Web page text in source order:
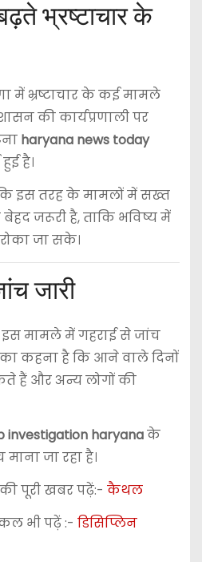
भ्रष्टाचार के
में भ्रष्टाचार के कई मामले
की कार्यप्रणाली पर
haryana news today
है।
इस तरह के मामलों में सख्त
बेहद जरूरी है, ताकि भविष्य में
जा सके।
जारी
मामले में गहराई से जांच
का कहना है कि आने वाले दिनों
हैं और अन्य लोगों की
investigation haryanaके
जा रहा है।
पूरी खबर पढ़ें:- कैथल
भी पढ़ें :- डिसिप्लिन